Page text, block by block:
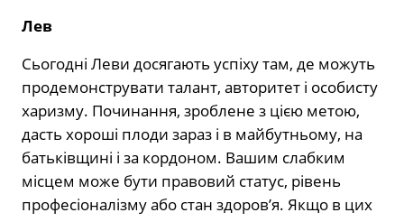
Лев
Сьогодні Леви досягають успіху там, де можуть
продемонструвати талант, авторитет і особисту
харизму. Починання, зроблене з цією метою,
дасть хороші плоди зараз і в майбутньому, на
батьківщині і за кордоном. Вашим слабким
місцем може бути правовий статус, рівень
професіоналізму або стан здоров’я. Якщо в цих